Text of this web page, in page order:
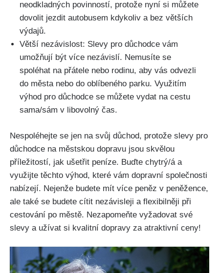
neodkladných povinností, protože nyní si můžete
dovolit jezdit autobusem kdykoliv a bez větších
výdajů.
Větší nezávislost: Slevy pro důchodce vám
umožňují být více nezávislí. Nemusíte se
spoléhat na přátele nebo rodinu, aby vás odvezli
do města nebo do oblíbeného parku. Využitím
výhod pro důchodce se můžete vydat na cestu
sama/sám v libovolný čas.
Nespoléhejte se jen na svůj důchod, protože slevy pro
důchodce na městskou dopravu jsou skvělou
příležitostí, jak ušetřit peníze. Buďte chytrý/á a
využijte těchto výhod, které vám dopravní společnosti
nabízejí. Nejenže budete mít více peněz v peněžence,
ale také se budete cítit nezávisleji a flexibilněji při
cestování po městě. Nezapomeňte vyžadovat své
slevy a užívat si kvalitní dopravy za atraktivní ceny!